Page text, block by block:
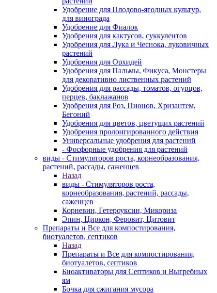
Удобрение для Плодово-ягодных культур,
для винограда
Удобрение для Фиалок
Удобрения для кактусов, суккулентов
Удобрения для Лука и Чеснока, луковичных
растений
Удобрения для Орхидей
Удобрения для Пальмы, Фикуса, Монстеры
для декоративно лиственных растений
Удобрения для рассады, томатов, огурцов,
перцев, баклажанов
Удобрения для Роз, Пионов, Хризантем,
Бегоний
Удобрения для цветов, цветущих растений
Удобрения пролонгированного действия
Универсальные удобрения для растений
- Фосфорные удобрения для растений
виды - Стимуляторов роста, корнеобразования,
растений, рассады, саженцев
Назад
виды - Стимуляторов роста,
корнеобразования, растений, рассады,
саженцев
Корневин, Гетероуксин, Микориза
Эпин, Циркон, Феровит, Цитовит
Препараты и Все для компостирования,
биотуалетов, септиков
Назад
Препараты и Все для компостирования,
биотуалетов, септиков
Биоактиваторы для Септиков и Выгребных
ям
Бочка для сжигания мусора